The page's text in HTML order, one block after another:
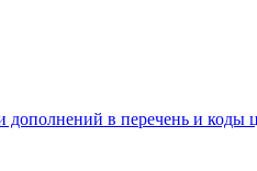
в перечень и коды